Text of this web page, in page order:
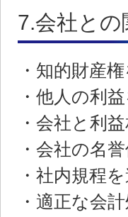
7.会社との
・知的財産
・他人の利
・会社と利
・会社の名
・社内規程
・適正な会